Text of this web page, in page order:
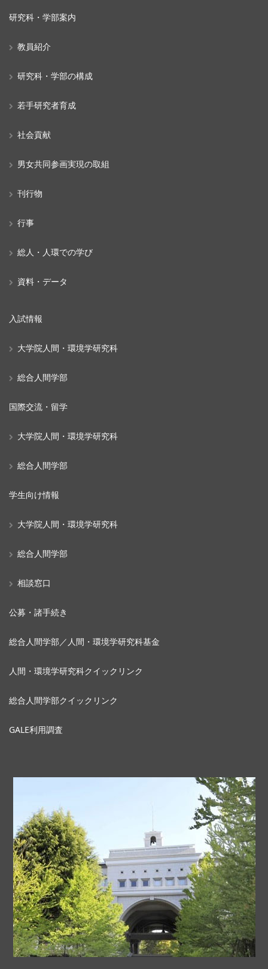
研究科・学部案内
教員紹介
研究科・学部の構成
若手研究者育成
社会貢献
男女共同参画実現の取組
刊行物
行事
総人・人環での学び
資料・データ
入試情報
大学院人間・環境学研究科
総合人間学部
国際交流・留学
大学院人間・環境学研究科
総合人間学部
学生向け情報
大学院人間・環境学研究科
総合人間学部
相談窓口
公募・諸手続き
総合人間学部／人間・環境学研究科基金
人間・環境学研究科クイックリンク
総合人間学部クイックリンク
GALE利用調査